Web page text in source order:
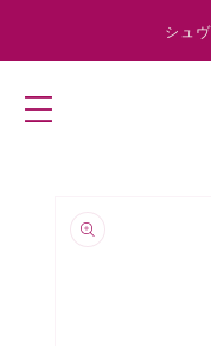
シュ
報にス
キップ